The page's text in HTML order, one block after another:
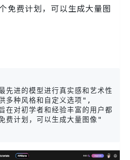
免费计划，可以生成大量图
进的模型进行真实感和艺术性的
多种风格和自定义选项",
在对初学者和经验丰富的用户都很
计划，可以生成大量图像"